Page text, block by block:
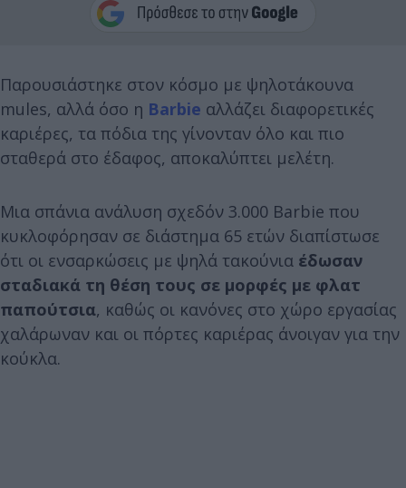
Παρουσιάστηκε στον κόσμο με ψηλοτάκουνα
mules, αλλά όσο η Barbie αλλάζει διαφορετικές
καριέρες, τα πόδια της γίνονταν όλο και πιο
σταθερά στο έδαφος, αποκαλύπτει μελέτη.
Μια σπάνια ανάλυση σχεδόν 3.000 Barbie που
κυκλοφόρησαν σε διάστημα 65 ετών διαπίστωσε
ότι οι ενσαρκώσεις με ψηλά τακούνια έδωσαν
σταδιακά τη θέση τους σε μορφές με φλατ
παπούτσια, καθώς οι κανόνες στο χώρο εργασίας
χαλάρωναν και οι πόρτες καριέρας άνοιγαν για την
κούκλα.